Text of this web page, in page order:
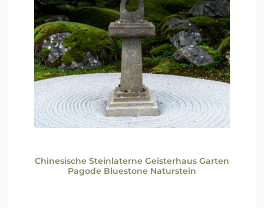
Chinesische Steinlaterne Geisterhaus Garten
Pagode Bluestone Naturstein